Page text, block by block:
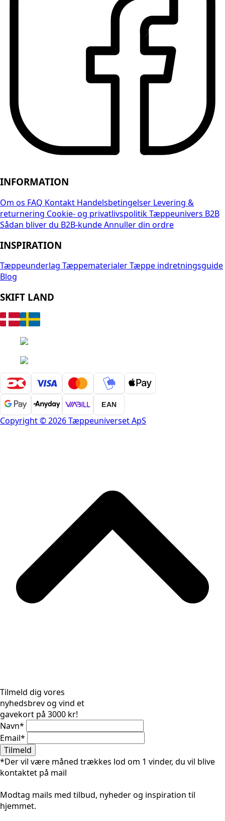
INFORMATION
Om os FAQ Kontakt Handelsbetingelser Levering &
returnering Cookie- og privatlivspolitikTæppeunivers B2B
Sådan bliver du B2B-kundeAnnuller din ordre
INSPIRATION
Tæppeunderlag TæppematerialerTæppe indretningsguide
Blog
SKIFT LAND
EAN
Copyright © 2026 Tæppeuniverset ApS
Tilmeld dig vores
nyhedsbrev og vind et
gavekort på 3000 kr!
Navn*
Email*
Tilmeld
*Der vil være måned trækkes lod om 1 vinder, du vil blive
kontaktet på mail
Modtag mails med tilbud, nyheder og inspiration til
hjemmet.